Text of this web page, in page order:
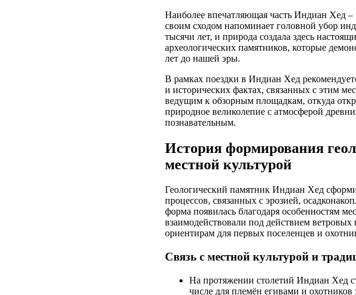
Наиболее впечатляющая часть Индиан Хед –
своим сходом напоминает головной убор
тысячи лет, и природа создала здесь
археологических памятников, которые
лет до нашей эры.
В рамках поездки в Индиан Хед
и исторических фактах, связанных с этим
ведущим к обзорным площадкам, откуда
природное великолепие с атмосферой
познавательным.
История формирования
местной культурой
Геологический памятник Индиан Хед
процессов, связанных с эрозией,
форма появилась благодаря особенностям
взаимодействовали под действием
ориентирам для первых поселенцев и
Связь с местной культурой и
На протяжении столетий Индиан Хед
числе для племён егивами и